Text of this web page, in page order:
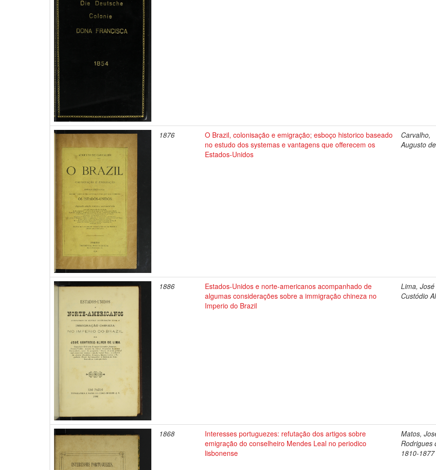
1876
O Brazil, colonisação e emigração; esboço historico baseado
no estudo dos systemas e vantagens que offerecem os
Estados-Unidos
Carvalho,
Augusto de
1886
Estados-Unidos e norte-americanos acompanhado de
algumas considerações sobre a immigração chineza no
Imperio do Brazil
Lima, José
Custódio
1868
Interesses portuguezes: refutação dos artigos sobre
emigração do conselheiro Mendes Leal no periodico
lisbonense
Matos,
Rodrigues
1810-1877